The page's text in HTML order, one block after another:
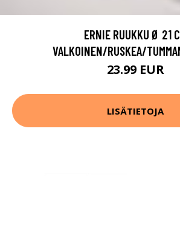
ERNIE RUUKKU Ø 21
VALKOINEN/RUSKEA/
23.99 EUR
LISÄTIETOJA